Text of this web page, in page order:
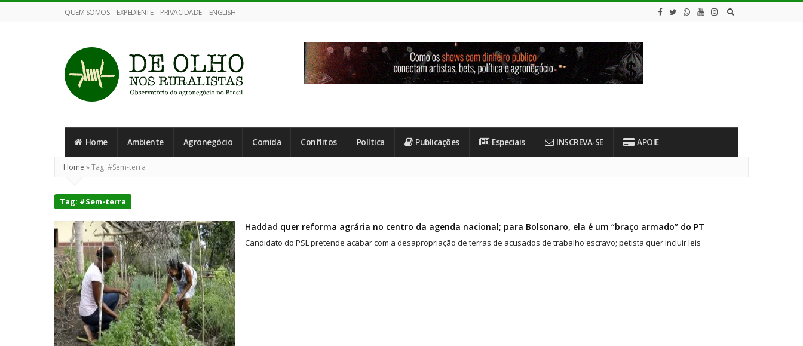
QUEM SOMOS EXPEDIENTE PRIVACIDADE ENGLISH
Olho
nos
Ruralistas
Home Ambiente Agronegócio Comida Conflitos Política Publicações Especiais INSCREVA-SE APOIE
Home »Tag: #Sem-terra
Tag: #Sem-terra
Haddad quer reforma agrária no centro da agenda nacional; para Bolsonaro, ela é um “braço armado” do PT
Candidato do PSL pretende acabar com a desapropriação de terras de acusados de trabalho escravo; petista quer incluir leis